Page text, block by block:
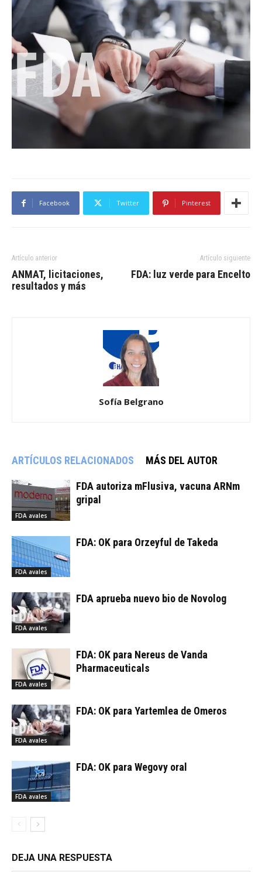
Facebook Twitter Pinterest
Artículo anterior
ANMAT, licitaciones,
resultados y más
Artículo siguiente
FDA: luz verde para Encelto
Sofía Belgrano
ARTÍCULOS RELACIONADOS MÁS DEL AUTOR
FDA avales
FDA autoriza mFlusiva, vacuna ARNm
gripal
FDA avales
FDA: OK para Orzeyful de Takeda
FDA avales
FDA aprueba nuevo bio de Novolog
FDA avales
FDA: OK para Nereus de Vanda
Pharmaceuticals
FDA avales
FDA: OK para Yartemlea de Omeros
FDA avales
FDA: OK para Wegovy oral
DEJA UNA RESPUESTA